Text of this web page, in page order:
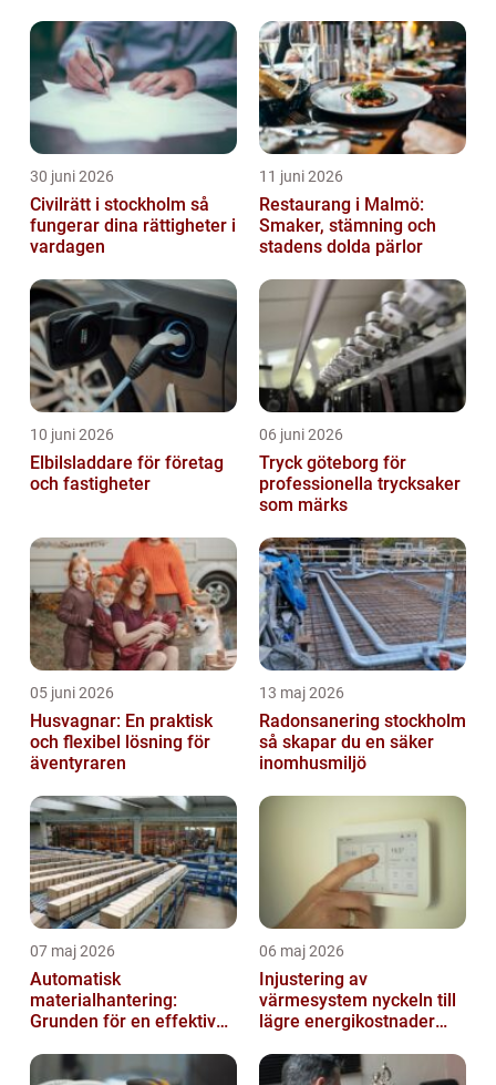
30 juni 2026
Civilrätt i stockholm så
fungerar dina rättigheter i
vardagen
11 juni 2026
Restaurang i Malmö:
Smaker, stämning och
stadens dolda pärlor
10 juni 2026
Elbilsladdare för företag
och fastigheter
06 juni 2026
Tryck göteborg för
professionella trycksaker
som märks
05 juni 2026
Husvagnar: En praktisk
och flexibel lösning för
äventyraren
13 maj 2026
Radonsanering stockholm
så skapar du en säker
inomhusmiljö
07 maj 2026
Automatisk
materialhantering:
Grunden för en effektiv
06 maj 2026
Injustering av
värmesystem nyckeln till
lägre energikostnader
inomhusklimat